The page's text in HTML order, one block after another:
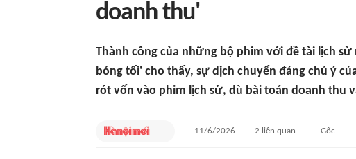
doanh thu'
Thành công của những bộ phim với đề tài lịch
bóng tối' cho thấy, sự dịch chuyển đáng chú ý
rót vốn vào phim lịch sử, dù bài toán doanh thu
11/6/2026 2 liên quan Gốc